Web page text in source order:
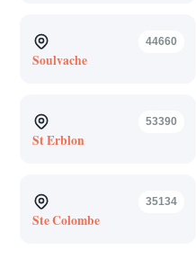
44660
Soulvache
53390
St Erblon
35134
Ste Colombe